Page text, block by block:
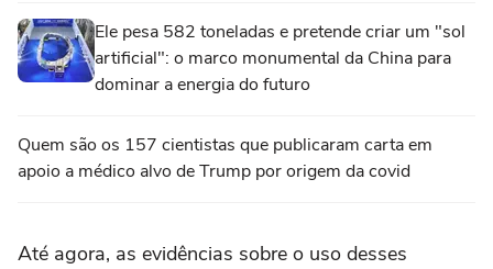
Ele pesa 582 toneladas e pretende criar um "sol
artificial": o marco monumental da China para
dominar a energia do futuro
Quem são os 157 cientistas que publicaram carta em
apoio a médico alvo de Trump por origem da covid
Até agora, as evidências sobre o uso desses